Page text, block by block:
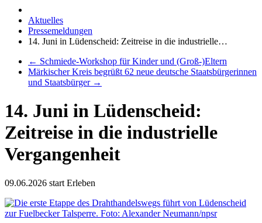
Aktuelles
Pressemeldungen
14. Juni in Lüdenscheid: Zeitreise in die industrielle…
← Schmiede-Workshop für Kinder und (Groß-)Eltern
Märkischer Kreis begrüßt 62 neue deutsche Staatsbürgerinnen
und Staatsbürger →
14. Juni in Lüdenscheid:
Zeitreise in die industrielle
Vergangenheit
09.06.2026 start Erleben